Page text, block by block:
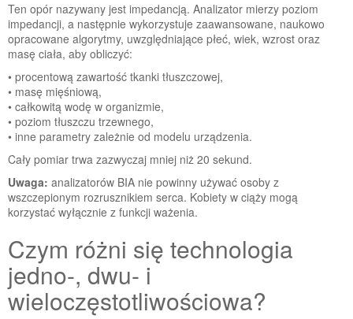
Ten opór nazywany jest impedancją. Analizator mierzy poziom
impedancji, a następnie wykorzystuje zaawansowane, naukowo
opracowane algorytmy, uwzględniające płeć, wiek, wzrost oraz
masę ciała, aby obliczyć:
• procentową zawartość tkanki tłuszczowej,
• masę mięśniową,
• całkowitą wodę w organizmie,
• poziom tłuszczu trzewnego,
• inne parametry zależnie od modelu urządzenia.
Cały pomiar trwa zazwyczaj mniej niż 20 sekund.
Uwaga: analizatorów BIA nie powinny używać osoby z
wszczepionym rozrusznikiem serca. Kobiety w ciąży mogą
korzystać wyłącznie z funkcji ważenia.
Czym różni się technologia
jedno-, dwu- i
wieloczęstotliwościowa?